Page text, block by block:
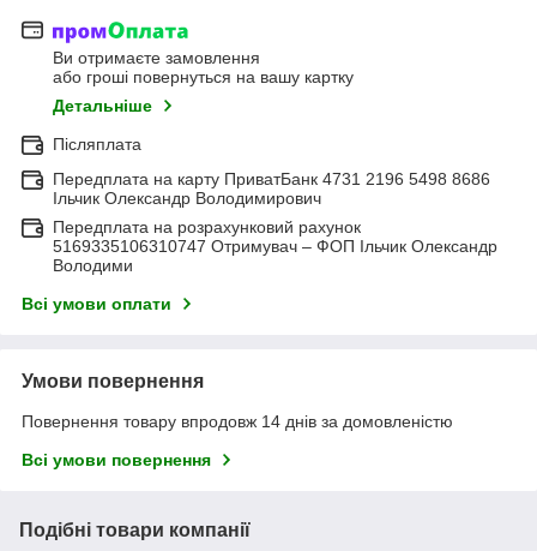
Ви отримаєте замовлення
або гроші повернуться на вашу картку
Детальніше
Післяплата
Передплата на карту ПриватБанк 4731 2196 5498 8686
Ільчик Олександр Володимирович
Передплата на розрахунковий рахунок
5169335106310747 Отримувач – ФОП Ільчик Олександр
Володими
Всі умови оплати
Умови повернення
Повернення товару впродовж 14 днів за домовленістю
Всі умови повернення
Подібні товари компанії